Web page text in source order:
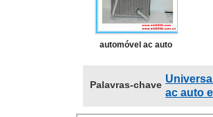
automóvel ac auto
nissan ud 939618
Palavras-chave
ac auto